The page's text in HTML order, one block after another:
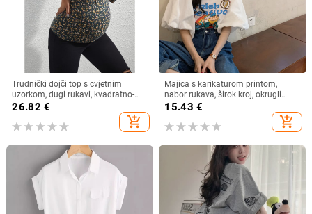
Trudnički dojči top s cvjetnim
uzorkom, dugi rukavi, kvadratno-
okrugli izrez, uski kroj, poliester s
26.82 €
add_shopping_cart
Majica s karikaturom printom,
nabor rukava, širok kroj, okrugli
izrez
15.43 €
add_shopping_cart